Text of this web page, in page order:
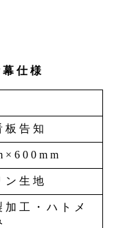
仕様
板告知
ン生地
加工・ハトメ